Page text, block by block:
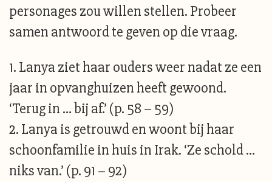
personages zou willen stellen. Probeer
samen antwoord te geven op die vraag.
1. Lanya ziet haar ouders weer nadat ze een
jaar in opvanghuizen heeft gewoond.
‘Terug in … bij af.’ (p. 58 – 59)
2. Lanya is getrouwd en woont bij haar
schoonfamilie in huis in Irak. ‘Ze schold …
niks van.’ (p. 91 – 92)